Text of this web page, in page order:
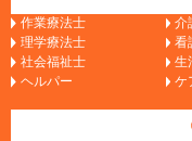
作業療法士 介
理学療法士
看
社会福祉士
生
ヘルパー
ケ